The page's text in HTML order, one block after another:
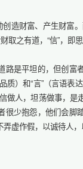
造财富、产生财富
取之有道，“信”，即思
路是平坦的，但创富
质）和“言”（言语
做人，坦荡做事，
很少抱怨，他们会脚
虚作假，以诚待人，